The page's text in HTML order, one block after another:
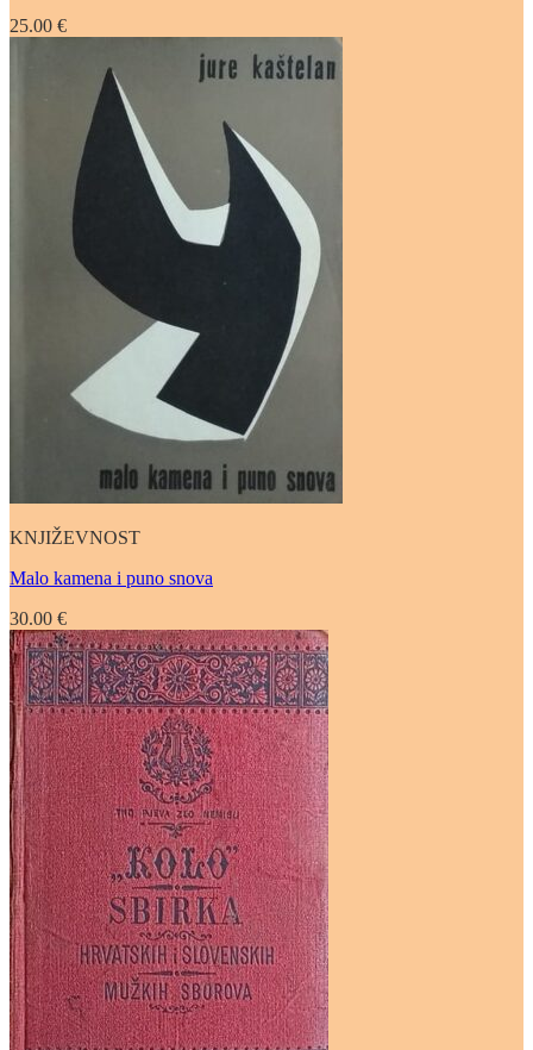
25.00 €
KNJIŽEVNOST
Malo kamena i puno snova
30.00 €